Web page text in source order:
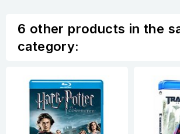
6 other products in the
category: